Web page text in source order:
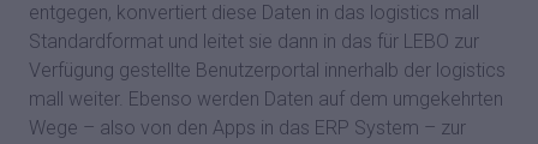
entgegen, konvertiert diese Daten in das logistics mall
Standardformat und leitet sie dann in das für LEBO zur
Verfügung gestellte Benutzerportal innerhalb der logistics
mall weiter. Ebenso werden Daten auf dem umgekehrten
Wege – also von den Apps in das ERP System – zur